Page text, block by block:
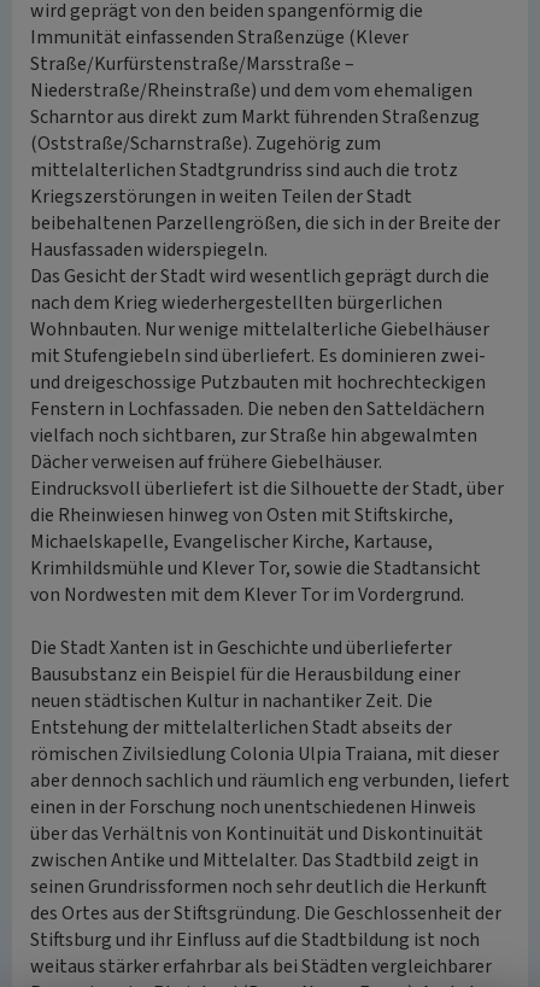
wird geprägt von den beiden spangenförmig die
Immunität einfassenden Straßenzüge (Klever
Straße/Kurfürstenstraße/Marsstraße –
Niederstraße/Rheinstraße) und dem vom ehemaligen
Scharntor aus direkt zum Markt führenden Straßenzug
(Oststraße/Scharnstraße). Zugehörig zum
mittelalterlichen Stadtgrundriss sind auch die trotz
Kriegszerstörungen in weiten Teilen der Stadt
beibehaltenen Parzellengrößen, die sich in der Breite der
Hausfassaden widerspiegeln.
Das Gesicht der Stadt wird wesentlich geprägt durch die
nach dem Krieg wiederhergestellten bürgerlichen
Wohnbauten. Nur wenige mittelalterliche Giebelhäuser
mit Stufengiebeln sind überliefert. Es dominieren zwei-
und dreigeschossige Putzbauten mit hochrechteckigen
Fenstern in Lochfassaden. Die neben den Satteldächern
vielfach noch sichtbaren, zur Straße hin abgewalmten
Dächer verweisen auf frühere Giebelhäuser.
Eindrucksvoll überliefert ist die Silhouette der Stadt, über
die Rheinwiesen hinweg von Osten mit Stiftskirche,
Michaelskapelle, Evangelischer Kirche, Kartause,
Krimhildsmühle und Klever Tor, sowie die Stadtansicht
von Nordwesten mit dem Klever Tor im Vordergrund.
Die Stadt Xanten ist in Geschichte und überlieferter
Bausubstanz ein Beispiel für die Herausbildung einer
neuen städtischen Kultur in nachantiker Zeit. Die
Entstehung der mittelalterlichen Stadt abseits der
römischen Zivilsiedlung Colonia Ulpia Traiana, mit dieser
aber dennoch sachlich und räumlich eng verbunden, liefert
einen in der Forschung noch unentschiedenen Hinweis
über das Verhältnis von Kontinuität und Diskontinuität
zwischen Antike und Mittelalter. Das Stadtbild zeigt in
seinen Grundrissformen noch sehr deutlich die Herkunft
des Ortes aus der Stiftsgründung. Die Geschlossenheit der
Stiftsburg und ihr Einfluss auf die Stadtbildung ist noch
weitaus stärker erfahrbar als bei Städten vergleichbarer